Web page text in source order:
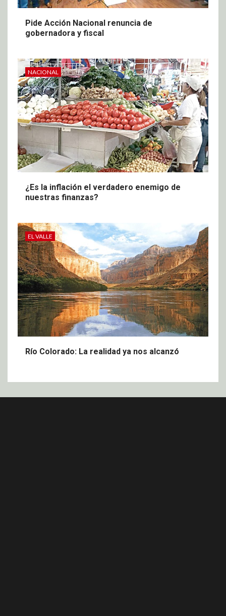
Pide Acción Nacional renuncia de
gobernadora y fiscal
NACIONAL
¿Es la inflación el verdadero enemigo de
nuestras finanzas?
EL VALLE
Río Colorado: La realidad ya nos alcanzó